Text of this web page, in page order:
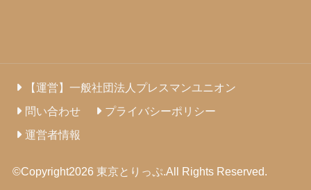
【運営】一般社団法人プレスマンユニオン
問い合わせ
プライバシーポリシー
運営者情報
©Copyright2026 東京とりっぷ.All Rights Reserved.